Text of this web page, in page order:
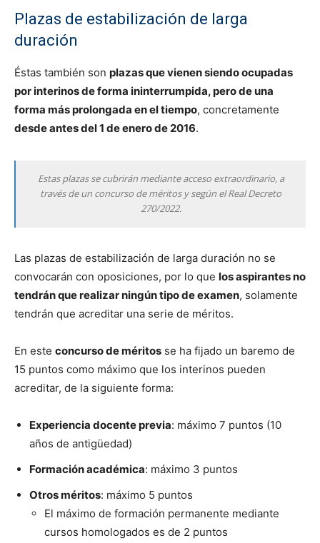
Plazas de estabilización de larga
duración
Éstas también son plazas que vienen siendo ocupadas
por interinos de forma ininterrumpida, pero de una
forma más prolongada en el tiempo, concretamente
desde antes del 1 de enero de 2016.
Estas plazas se cubrirán mediante acceso extraordinario, a
través de un concurso de méritos y según el Real Decreto
270/2022.
Las plazas de estabilización de larga duración no se
convocarán con oposiciones, por lo que los aspirantes no
tendrán que realizar ningún tipo de examen, solamente
tendrán que acreditar una serie de méritos.
En este concurso de méritos se ha fijado un baremo de
15 puntos como máximo que los interinos pueden
acreditar, de la siguiente forma:
Experiencia docente previa: máximo 7 puntos (10
años de antigüedad)
Formación académica: máximo 3 puntos
Otros méritos: máximo 5 puntos
El máximo de formación permanente mediante
cursos homologados es de 2 puntos